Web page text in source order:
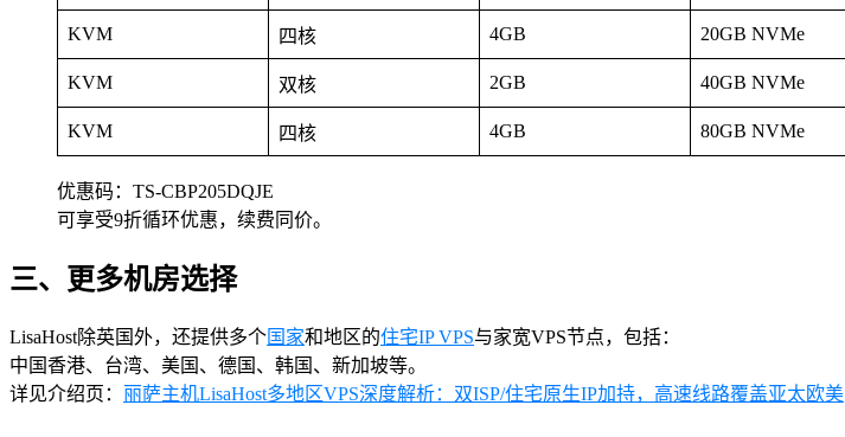
KVM 四核 4GB 20GB NVMe
KVM 双核 2GB 40GB NVMe
KVM 四核 4GB 80GB NVMe
优惠码：TS-CBP205DQJE
可享受9折循环优惠，续费同价。
三、更多机房选择
LisaHost除英国外，还提供多个国家和地区的住宅IP VPS与家宽VPS节点，包括：
中国香港、台湾、美国、德国、韩国、新加坡等。
详见介绍页： 丽萨主机LisaHost多地区VPS深度解析：双ISP/住宅原生IP加持，高速线路覆盖亚太欧美